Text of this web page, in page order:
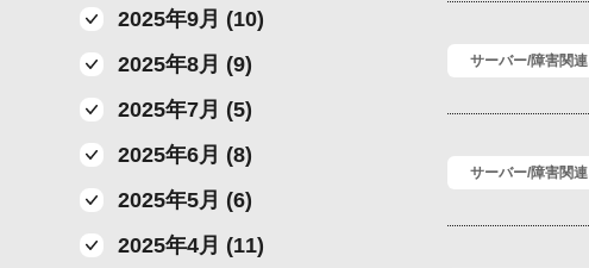
2025年9月 (10)
2025年8月 (9)
2025年7月 (5)
2025年6月 (8)
2025年5月 (6)
2025年4月 (11)
サーバー/障害関連
サーバー/障害関連